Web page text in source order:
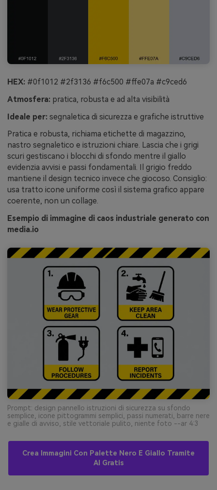
HEX: #0f1012 #2f3136 #f6c500 #ffe07a #c9ced6
Atmosfera: pratica, robusta e ad alta visibilità
Ideale per: segnaletica di sicurezza e grafiche istruttive
Pratica e robusta, richiama etichette di magazzino,
nastro segnaletico e istruzioni chiare. Lascia che i grigi
scuri gestiscano i blocchi di sfondo mentre il giallo
evidenzia avvisi e passi fondamentali. Il grigio freddo
mantiene il design tecnico invece che giocoso. Consiglio:
usa tratto icone uniforme così il sistema grafico appare
coerente, non un collage.
Esempio di immagine di caos industriale generato con
media.io
Prompt: design pannello istruzioni di sicurezza su sfondo
semplice, icone pittogrammi semplici, passi numerati, barre nere
e gialle di avviso, stile vettoriale pulito, niente foto --ar 4:3
Crea Immagini Con Palette Nero E Giallo Tramite
AI Gratis